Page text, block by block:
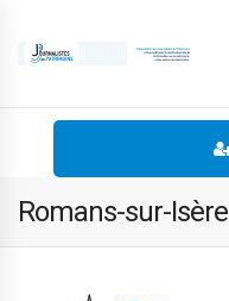
Romans-sur-Isère